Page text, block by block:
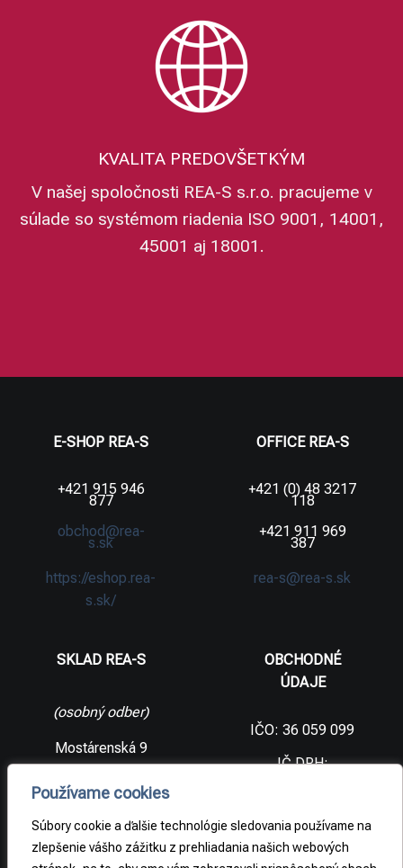
Používame cookies
Súbory cookie a ďalšie technológie sledovania používame na
zlepšenie vášho zážitku z prehliadania našich webových
KVALITA PREDOVŠETKÝM
V našej spoločnosti REA-S s.r.o. pracujeme v
súlade so systémom riadenia ISO 9001, 14001,
45001 aj 18001.
E-SHOP REA-S
+421 915 946
877
obchod@rea-
s.sk
https://eshop.rea-
s.sk/
OFFICE REA-S
+421 (0) 48 3217
118
+421 911 969
387
rea-s@rea-s.sk
SKLAD REA-S
(osobný odber)
Mostárenská 9
republika
OBCHODNÉ
ÚDAJE
IČO: 36 059 099
IČ DPH:
2021733065